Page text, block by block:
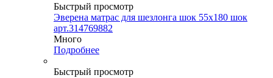
Быстрый просмотр
Эверена матрас для шезлонга шок 55х180 шок
арт.314769882
Много
Подробнее
Быстрый просмотр